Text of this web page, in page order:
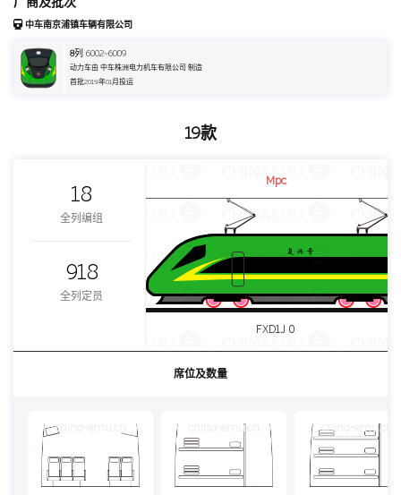
中车南京浦镇车辆有限公司
8列 6002~6009
动力车由 中车株洲电力机车有限公司 制造
首批2019年01月投运
19款
18
全列编组
918
全列定员
Mpc
FXD1J 0
席位及数量
china-emu.cn china-emu.cn china-emu.cn